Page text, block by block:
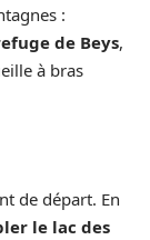
:
de Beys,
à bras
de départ. En
le lac des